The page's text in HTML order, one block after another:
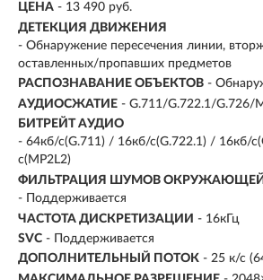
ЦЕНА - 13 490 руб.
ДЕТЕКЦИЯ ДВИЖЕНИЯ
- Обнаружение пересечения линии,
оставленных/пропавших предметов
РАСПОЗНАВАНИЕ ОБЪЕКТОВ -
АУДИОСЖАТИЕ - G.711/G.722.1/G.726/
БИТРЕЙТ АУДИО
- 64кб/с(G.711) / 16кб/с(G.722.1) / 16кб/
с(MP2L2)
ФИЛЬТРАЦИЯ ШУМОВ ОКРУЖАЮЩЕЙ
- Поддерживается
ЧАСТОТА ДИСКРЕТИЗАЦИИ - 16кГц
SVC - Поддерживается
ДОПОЛНИТЕЛЬНЫЙ ПОТОК - 25 к/с